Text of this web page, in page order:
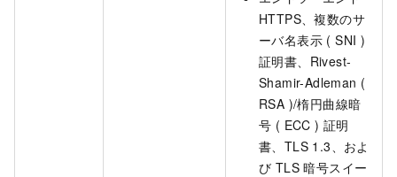
HTTPS、複数のサ
ーバ名表示 ( SNI )
証明書、Rivest-
Shamir-Adleman (
RSA )/楕円曲線暗
号 ( ECC ) 証明
書、TLS 1.3、およ
び TLS 暗号スイー